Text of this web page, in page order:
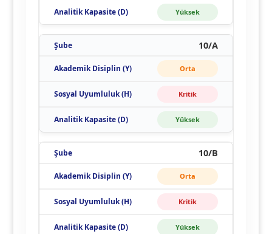
Yüksek
10/A
Orta
Kritik
Yüksek
10/B
Orta
Kritik
Yüksek